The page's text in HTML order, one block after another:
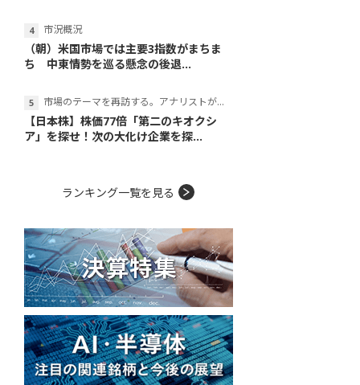
市況概況
（朝）米国市場では主要3指数がまちま
ち 中東情勢を巡る懸念の後退...
市場のテーマを再訪する。アナリストが読み解くテーマの本質
【日本株】株価77倍「第二のキオクシ
ア」を探せ！次の大化け企業を探...
ランキング一覧を見る